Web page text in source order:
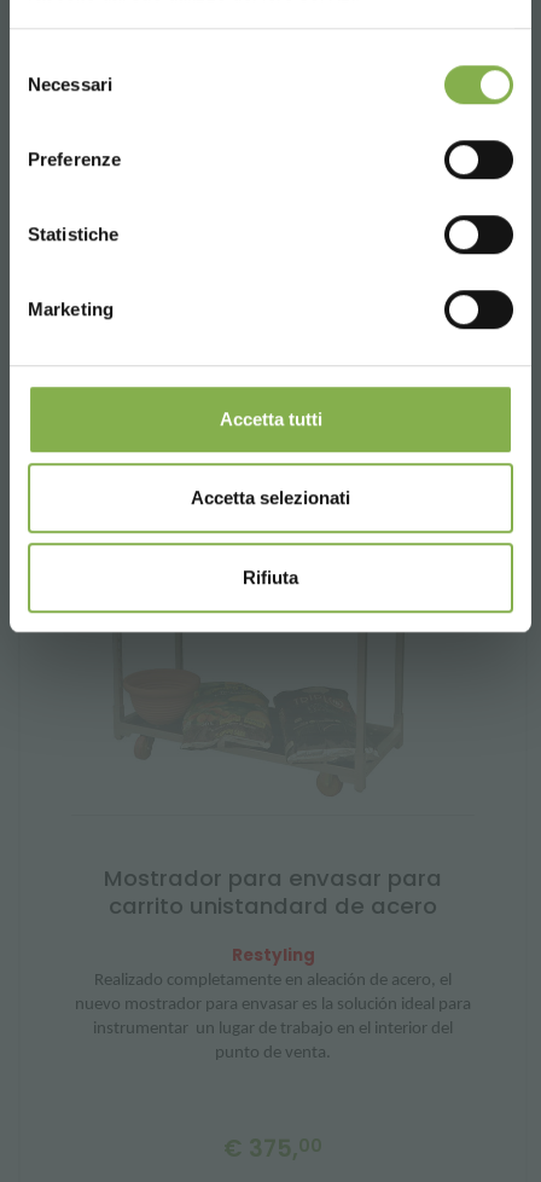
delNecessari
Preferenze
Statistiche
Marketing
Accetta tutti
Accetta selezionati
Rifiuta
Mesa para el cambio de maceta
Mostrador para envasar para
carrito unistandard de acero
Restyling
Realizado completamente en aleación de acero, el
nuevo mostrador para envasar es la solución ideal para
instrumentar un lugar de trabajo en el interior del
punto de venta.
€ 375,00